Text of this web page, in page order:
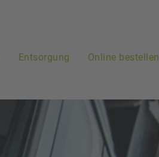
Entsorgung Online bestellen